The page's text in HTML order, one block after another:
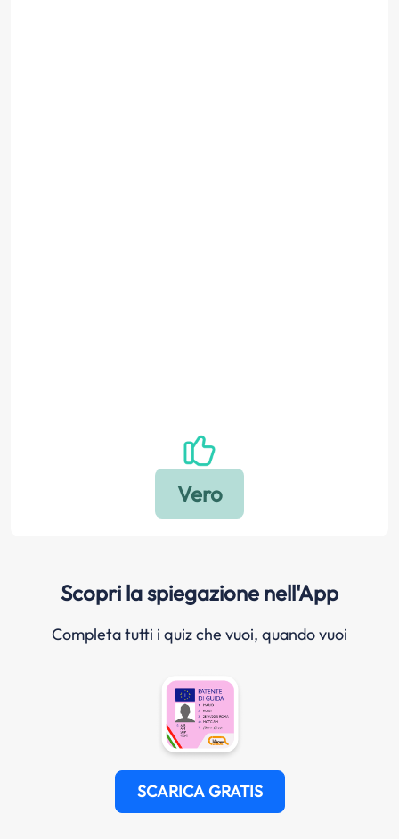
Scopri la spiegazione nell'App
Completa tutti i quiz che vuoi, quando vuoi
SCARICA GRATIS